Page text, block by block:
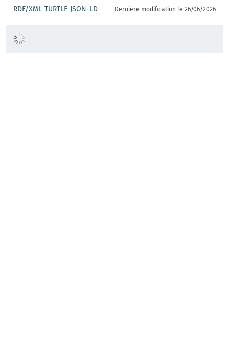
RDF/XML TURTLE JSON-LD Dernière modification le 26/06/2026